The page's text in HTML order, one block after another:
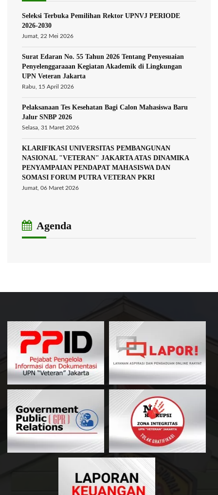
Seleksi Terbuka Pemilihan Rektor UPNVJ PERIODE
2026-2030
Jumat, 22 Mei 2026
Surat Edaran No. 55 Tahun 2026 Tentang Penyesuaian
Penyelenggaraaan Kegiatan Akademik di Lingkungan
UPN Veteran Jakarta
Rabu, 15 April 2026
Pelaksanaan Tes Kesehatan Bagi Calon Mahasiswa Baru
Jalur SNBP 2026
Selasa, 31 Maret 2026
KLARIFIKASI UNIVERSITAS PEMBANGUNAN
NASIONAL "VETERAN" JAKARTA ATAS DINAMIKA
PENYAMPAIAN PENDAPAT MAHASISWA DAN
SOMASI FORUM PUTRA VETERAN PKRI
Jumat, 06 Maret 2026
Agenda